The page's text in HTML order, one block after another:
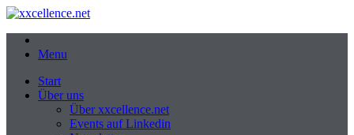
Menu
Start
Über uns
Über xxcellence.net
Events auf Linkedin